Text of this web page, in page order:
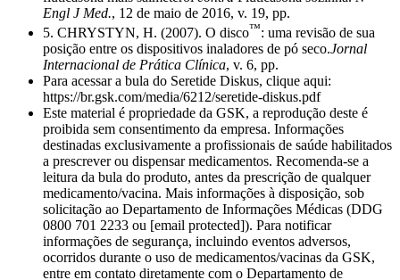
Engl J Med., 12 de maio de 2016, v. 19, pp.
5. CHRYSTYN, H. (2007). O disco™: uma revisão de sua
posição entre os dispositivos inaladores de pó seco.Jornal
Internacional de Prática Clínica, v. 6, pp.
Para acessar a bula do Seretide Diskus, clique aqui:
https://br.gsk.com/media/6212/seretide-diskus.pdf
Este material é propriedade da GSK, a reprodução deste é
proibida sem consentimento da empresa. Informações
destinadas exclusivamente a profissionais de saúde habilitados
a prescrever ou dispensar medicamentos. Recomenda-se a
leitura da bula do produto, antes da prescrição de qualquer
medicamento/vacina. Mais informações à disposição, sob
solicitação ao Departamento de Informações Médicas (DDG
0800 701 2233 ou [email protected]). Para notificar
informações de segurança, incluindo eventos adversos,
ocorridos durante o uso de medicamentos/vacinas da GSK,
entre em contato diretamente com o Departamento de